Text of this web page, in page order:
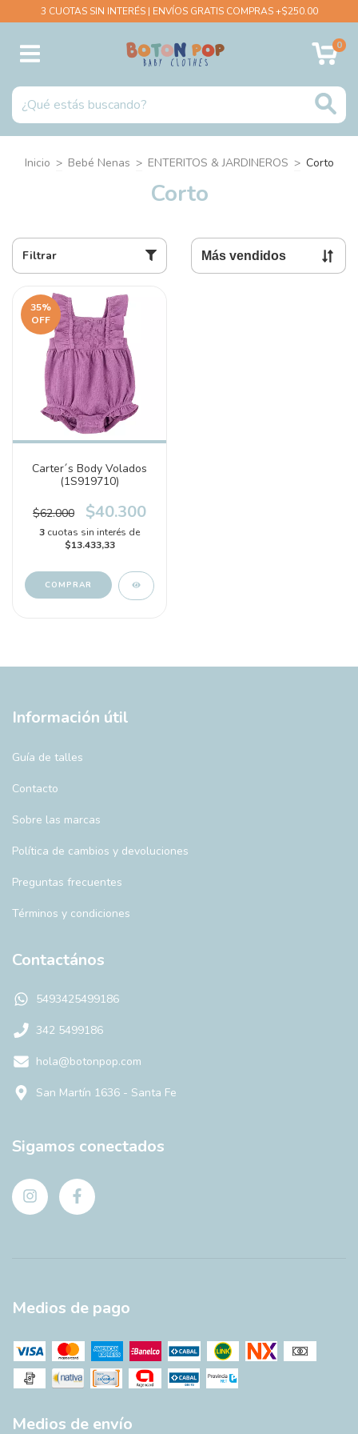
3 CUOTAS SIN INTERÉS | ENVÍOS GRATIS COMPRAS +$250.00
0
Inicio > Bebé Nenas > ENTERITOS & JARDINEROS > Corto
Corto
Filtrar
35%
OFF
Carter´s Body Volados
(1S919710)
$62.000 $40.300
3 cuotas sin interés de
$13.433,33
COMPRAR
Información útil
Guía de talles
Contacto
Sobre las marcas
Política de cambios y devoluciones
Preguntas frecuentes
Términos y condiciones
Contactános
5493425499186
342 5499186
hola@botonpop.com
San Martín 1636 - Santa Fe
Sigamos conectados
Medios de pago
Medios de envío